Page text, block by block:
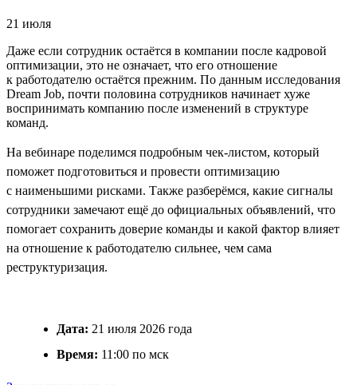
21 июля
Даже если сотрудник остаётся в компании после кадровой
оптимизации, это не означает, что его отношение
к работодателю остаётся прежним. По данным исследования
Dream Job, почти половина сотрудников начинает хуже
воспринимать компанию после изменений в структуре
команд.
На вебинаре поделимся подробным чек-листом, который
поможет подготовиться и провести оптимизацию
с наименьшими рисками. Также разберёмся, какие сигналы
сотрудники замечают ещё до официальных объявлений, что
помогает сохранить доверие команды и какой фактор влияет
на отношение к работодателю сильнее, чем сама
реструктуризация.
Дата: 21 июля 2026 года
Время: 11:00 по мск